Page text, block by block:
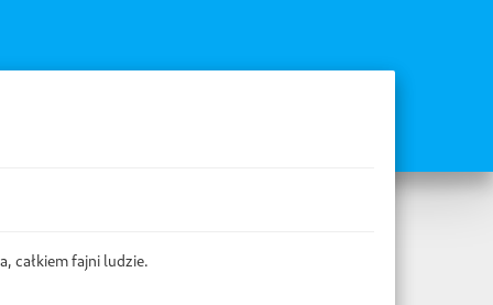
całkiem fajni ludzie.